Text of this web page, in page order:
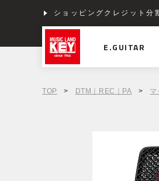
ショッピングクレジット分
E.GUITAR
TOP > DTM｜REC｜PA > マ